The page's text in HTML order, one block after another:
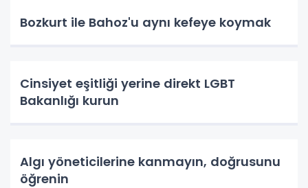
Bozkurt ile Bahoz'u aynı kefeye koymak
Cinsiyet eşitliği yerine direkt LGBT
Bakanlığı kurun
Algı yöneticilerine kanmayın, doğrusunu
öğrenin